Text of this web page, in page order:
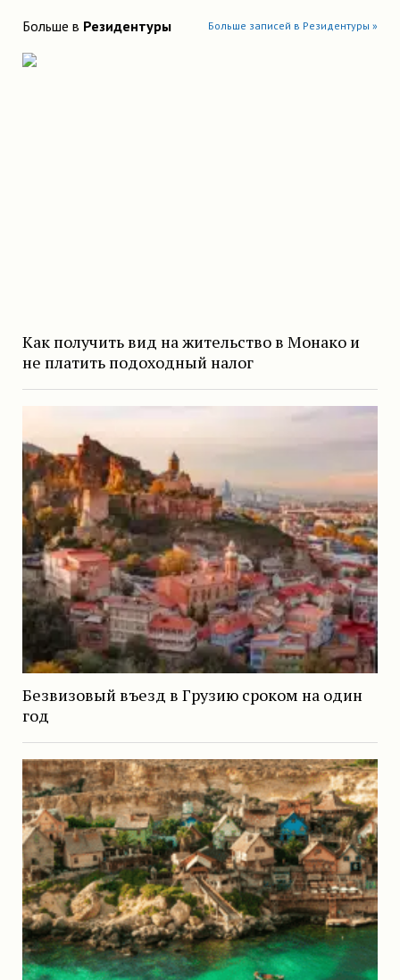
Больше в Резидентуры Больше записей в Резидентуры »
Как получить вид на жительство в Монако и
не платить подоходный налог
Безвизовый въезд в Грузию сроком на один
год